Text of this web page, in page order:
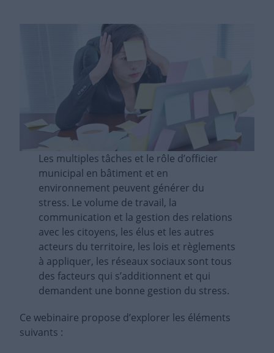
Les multiples tâches et le rôle d’officier
municipal en bâtiment et en
environnement peuvent générer du
stress. Le volume de travail, la
communication et la gestion des relations
avec les citoyens, les élus et les autres
acteurs du territoire, les lois et règlements
à appliquer, les réseaux sociaux sont tous
des facteurs qui s’additionnent et qui
demandent une bonne gestion du stress.
Ce webinaire propose d’explorer les éléments
suivants :